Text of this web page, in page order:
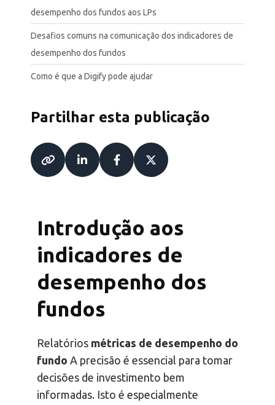
Introdução aos
indicadores de
desempenho dos
fundos
Relatórios métricas de desempenho do
fundo A precisão é essencial para tomar
decisões de investimento bem
informadas. Isto é especialmente
desempenho dos fundos aos LPs
Desafios comuns na comunicação dos indicadores de
desempenho dos fundos
Como é que a Digify pode ajudar
Partilhar esta publicação